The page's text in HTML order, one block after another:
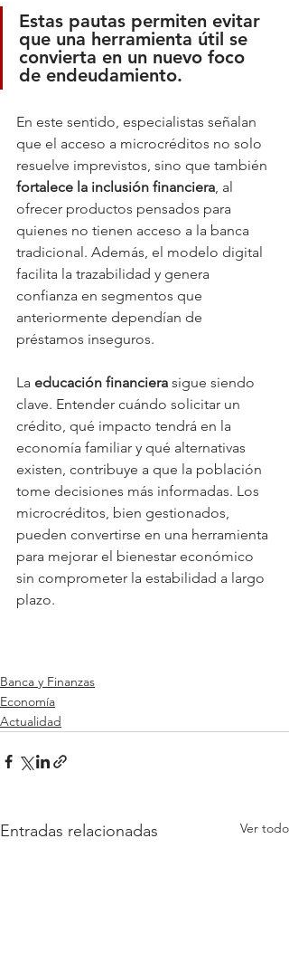
Estas pautas permiten evitar
que una herramienta útil se
convierta en un nuevo foco
de endeudamiento.
En este sentido, especialistas señalan
que el acceso a microcréditos no solo
resuelve imprevistos, sino que también
fortalece la inclusión financiera , al
ofrecer productos pensados para
quienes no tienen acceso a la banca
tradicional. Además, el modelo digital
facilita la trazabilidad y genera
confianza en segmentos que
anteriormente dependían de
préstamos inseguros.
La educación financiera sigue siendo
clave. Entender cuándo solicitar un
crédito, qué impacto tendrá en la
economía familiar y qué alternativas
existen, contribuye a que la población
tome decisiones más informadas. Los
microcréditos, bien gestionados,
pueden convertirse en una herramienta
para mejorar el bienestar económico
sin comprometer la estabilidad a largo
plazo.
Banca y Finanzas
Economía
Actualidad
Entradas relacionadas Ver todo